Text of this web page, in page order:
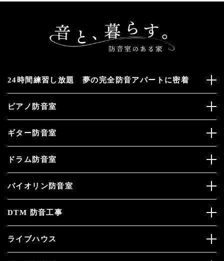
24時間練習し放題 夢の完全防音アパートに密着
ピアノ防音室
ギター防音室
ドラム防音室
バイオリン防音室
DTM 防音工事
ライブハウス